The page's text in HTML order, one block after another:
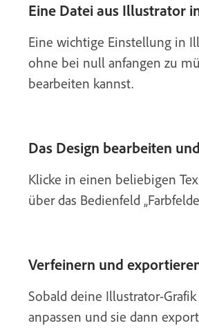
Eine Datei aus Illustrator
Eine wichtige Einstellung in
ohne bei null anfangen zu
bearbeiten kannst.
Das Design bearbeiten
Klicke in einen beliebigen
über das Bedienfeld
Verfeinern und
Sobald deine Illustrator-
anpassen und sie dann